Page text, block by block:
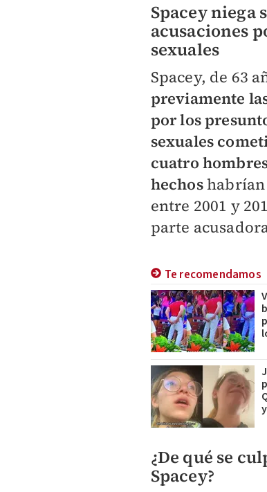
Spacey niega
acusaciones
sexuales
Spacey, de 63
previamente
por los
sexuales
cuatro
hechoshabrían
entre 2001 y
parte
Te recomendamos
¿De qué se
Spacey?